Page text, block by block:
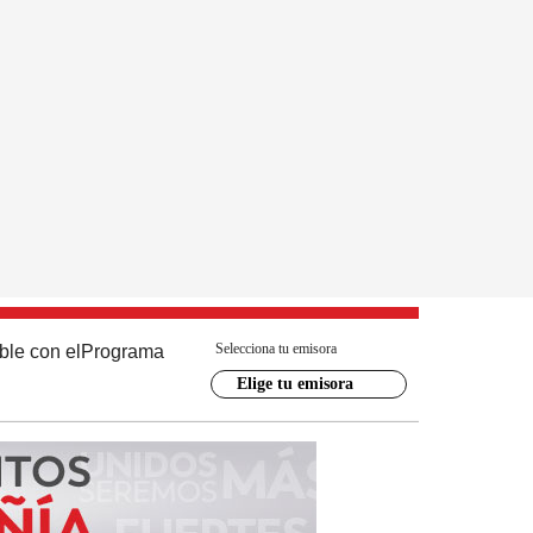
con el Programa Selecciona tu emisora
Elige tu emisora